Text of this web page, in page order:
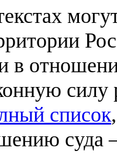
в
список